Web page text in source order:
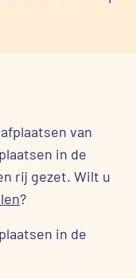
van
in de
rij gezet. Wilt u
?
in de